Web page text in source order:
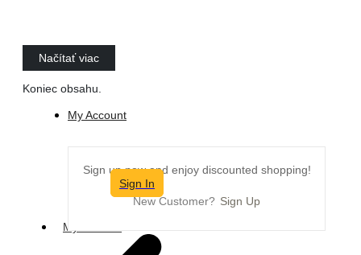
Načítať viac
Koniec obsahu.
My Account
Sign up now and enjoy discounted shopping!
Sign In
New Customer? Sign Up
My Account